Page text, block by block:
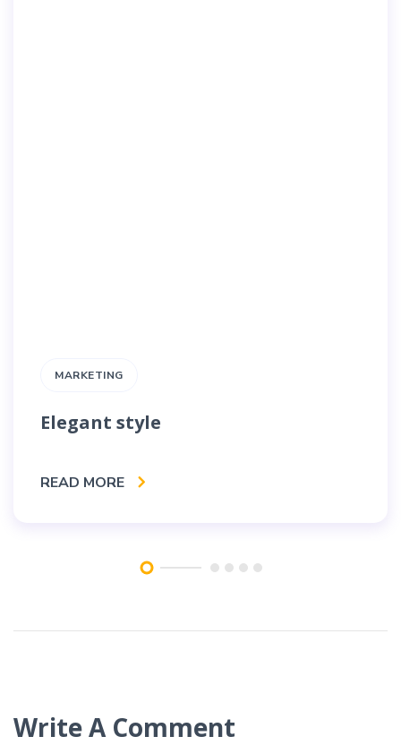
MARKETING
Elegant style
READ MORE
Write A Comment